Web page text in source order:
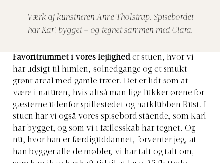
Værk af kunstneren Anne Tholstrup. Spisebordet
har Karl bygget – og tegnet sammen med Clara.
Favoritrummet i vores lejligheder stuen, hvor vi
har udsigt til himlen, solnedgange og et smukt
grønt areal med gamle træer. Det er lidt som at
være i naturen, hvis altså man lige lukker ørene for
gæsterne udenfor spillestedet og natklubben Rust. I
stuen har vi også vores spisebord stående, som Karl
har bygget, og som vi i fællesskab har tegnet. Og
nu, hvor han er færdiguddannet, forventer jeg, at
han bygger alle de møbler, vi har talt og talt om,